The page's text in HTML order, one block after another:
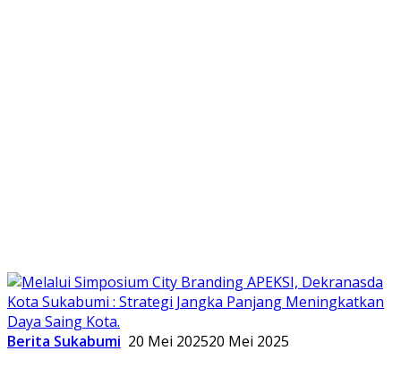
Berita Sukabumi 20 Mei 202520 Mei 2025